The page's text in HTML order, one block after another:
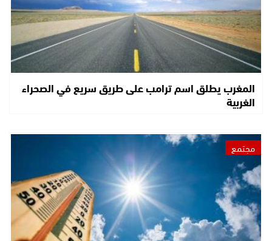
المغرب يطلق اسم ترامب على طريق سريع في الصحراء
الغربية
مجتمع